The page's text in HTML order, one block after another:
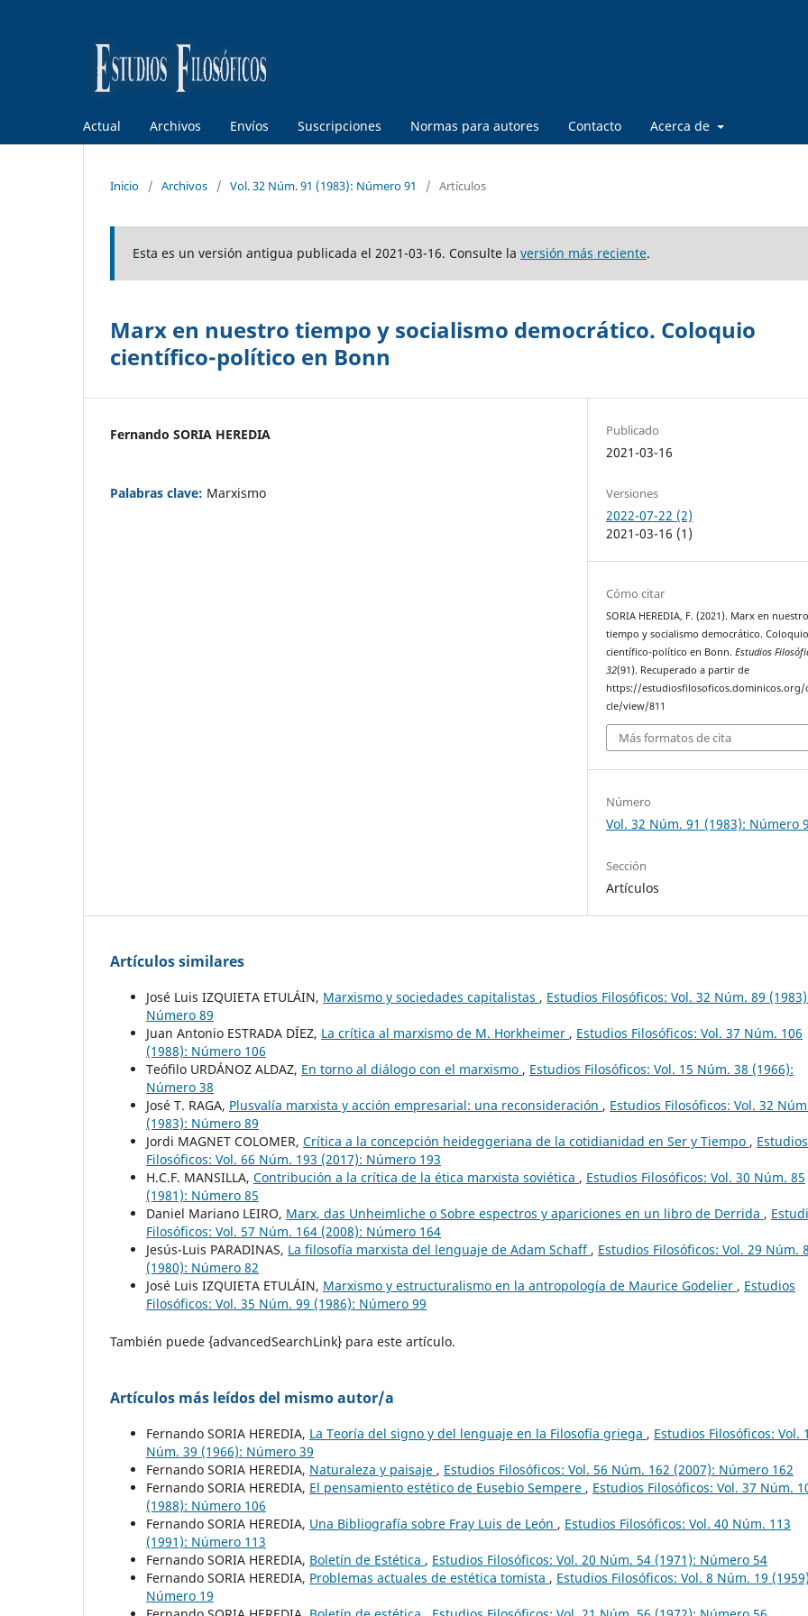
Actual Archivos Envíos Suscripciones Normas para autores Contacto Acerca de
Inicio / Archivos / Vol. 32 Núm. 91 (1983): Número 91 / Artículos
Esta es un versión antigua publicada el 2021-03-16. Consulte la versión más reciente.
Marx en nuestro tiempo y socialismo democrático. Coloquio
científico-político en Bonn
Fernando SORIA HEREDIA
Palabras clave: Marxismo
Publicado
2021-03-16
Versiones
2022-07-22 (2)
2021-03-16 (1)
Cómo citar
SORIA HEREDIA, F. (2021). Marx en nuestro
tiempo y socialismo democrático. Coloquio
científico-político en Bonn.Estudios
32(91). Recuperado a partir de
https://
cle/view/811
Más formatos de cita
Número
Vol. 32 Núm. 91 (1983): Número
Sección
Artículos
Artículos similares
José Luis IZQUIETA ETULÁIN, Marxismo y sociedades capitalistas , Estudios Filosóficos: Vol. 32 Núm. 89
Número 89
Juan Antonio ESTRADA DÍEZ, La crítica al marxismo de M. Horkheimer , Estudios Filosóficos: Vol. 37 Núm. 106
(1988): Número 106
Teófilo URDÁNOZ ALDAZ, En torno al diálogo con el marxismo , Estudios Filosóficos: Vol. 15 Núm. 38 (1966):
Número 38
José T. RAGA, Plusvalía marxista y acción empresarial: una reconsideración , Estudios Filosóficos: Vol. 32
(1983): Número 89
Jordi MAGNET COLOMER, Crítica a la concepción heideggeriana de la cotidianidad en Ser y Tiempo , Estudios
Filosóficos: Vol. 66 Núm. 193 (2017): Número 193
H.C.F. MANSILLA, Contribución a la crítica de la ética marxista soviética , Estudios Filosóficos: Vol. 30 Núm. 85
(1981): Número 85
Daniel Mariano LEIRO, Marx, das Unheimliche o Sobre espectros y apariciones en un libro de Derrida ,
Filosóficos: Vol. 57 Núm. 164 (2008): Número 164
Jesús-Luis PARADINAS, La filosofía marxista del lenguaje de Adam Schaff , Estudios Filosóficos: Vol. 29 Núm.
(1980): Número 82
José Luis IZQUIETA ETULÁIN, Marxismo y estructuralismo en la antropología de Maurice Godelier , Estudios
Filosóficos: Vol. 35 Núm. 99 (1986): Número 99
También puede {advancedSearchLink} para este artículo.
Artículos más leídos del mismo autor/a
Fernando SORIA HEREDIA, La Teoría del signo y del lenguaje en la Filosofía griega , Estudios Filosóficos: Vol.
Núm. 39 (1966): Número 39
Fernando SORIA HEREDIA, Naturaleza y paisaje , Estudios Filosóficos: Vol. 56 Núm. 162 (2007): Número 162
Fernando SORIA HEREDIA, El pensamiento estético de Eusebio Sempere , Estudios Filosóficos: Vol. 37 Núm.
(1988): Número 106
Fernando SORIA HEREDIA, Una Bibliografía sobre Fray Luis de León , Estudios Filosóficos: Vol. 40 Núm. 113
(1991): Número 113
Fernando SORIA HEREDIA, Boletín de Estética , Estudios Filosóficos: Vol. 20 Núm. 54 (1971): Número 54
Fernando SORIA HEREDIA, Problemas actuales de estética tomista , Estudios Filosóficos: Vol. 8 Núm. 19
Número 19